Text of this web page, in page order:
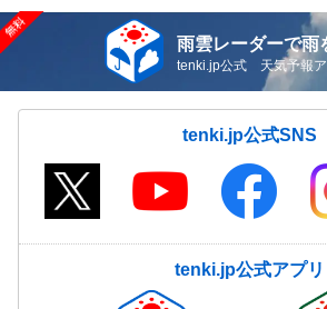
雨雲レーダーで雨
tenki.jp公式 天気予報ア
tenki.jp公式SNS
tenki.jp公式アプリ